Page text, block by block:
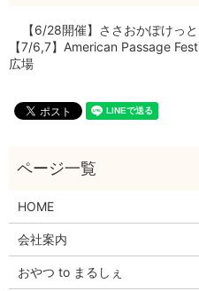
【6/28開催】ささおかぽけっ
【7/6,7】American Passage
広場
HOME
会社案内
おやつ to まるしぇ